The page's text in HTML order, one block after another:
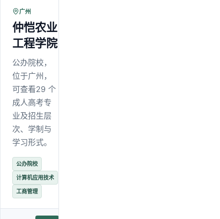
广州
仲恺农业
工程学院
公办院校，
位于广州，
可查看29 个
成人高考专
业及招生层
次、学制与
学习形式。
公办院校
计算机应用技术
工商管理